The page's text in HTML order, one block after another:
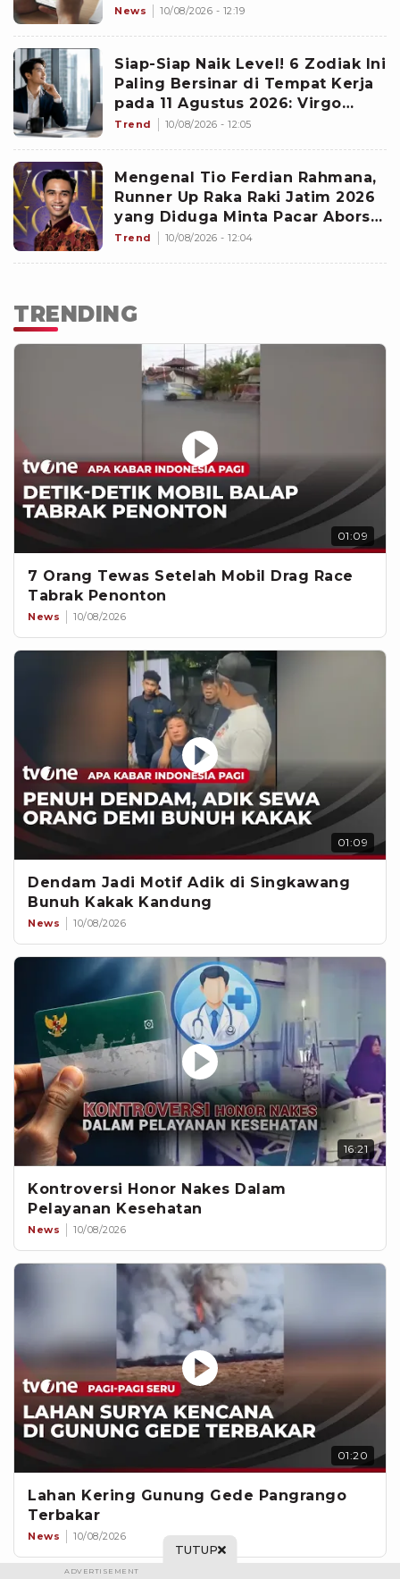
Independen
News 10/08/2026 - 12:19
Siap-Siap Naik Level! 6 Zodiak Ini
Paling Bersinar di Tempat Kerja
pada 11 Agustus 2026: Virgo
Dapat Peran Penting
Trend 10/08/2026 - 12:05
Mengenal Tio Ferdian Rahmana,
Runner Up Raka Raki Jatim 2026
yang Diduga Minta Pacar Aborsi,
Benarkah Anak Pejabat?
Trend 10/08/2026 - 12:04
TRENDING
01:09
7 Orang Tewas Setelah Mobil Drag Race
Tabrak Penonton
News 10/08/2026
01:09
Dendam Jadi Motif Adik di Singkawang
Bunuh Kakak Kandung
News 10/08/2026
16:21
Kontroversi Honor Nakes Dalam
Pelayanan Kesehatan
News 10/08/2026
01:20
Lahan Kering Gunung Gede Pangrango
Terbakar
News 10/08/2026
TUTUP
ADVERTISEMENT